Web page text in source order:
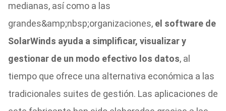
medianas, así como a las
grandes&amp;nbsp;organizaciones, el software de
SolarWinds ayuda a simplificar, visualizar y
gestionar de un modo efectivo los datos, al
tiempo que ofrece una alternativa económica a las
tradicionales suites de gestión. Las aplicaciones de